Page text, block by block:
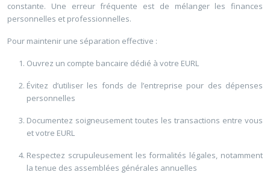
constante. Une erreur fréquente est de mélanger les finances
personnelles et professionnelles.
Pour maintenir une séparation effective :
Ouvrez un compte bancaire dédié à votre EURL
Évitez d’utiliser les fonds de l’entreprise pour des dépenses
personnelles
Documentez soigneusement toutes les transactions entre vous
et votre EURL
Respectez scrupuleusement les formalités légales, notamment
la tenue des assemblées générales annuelles